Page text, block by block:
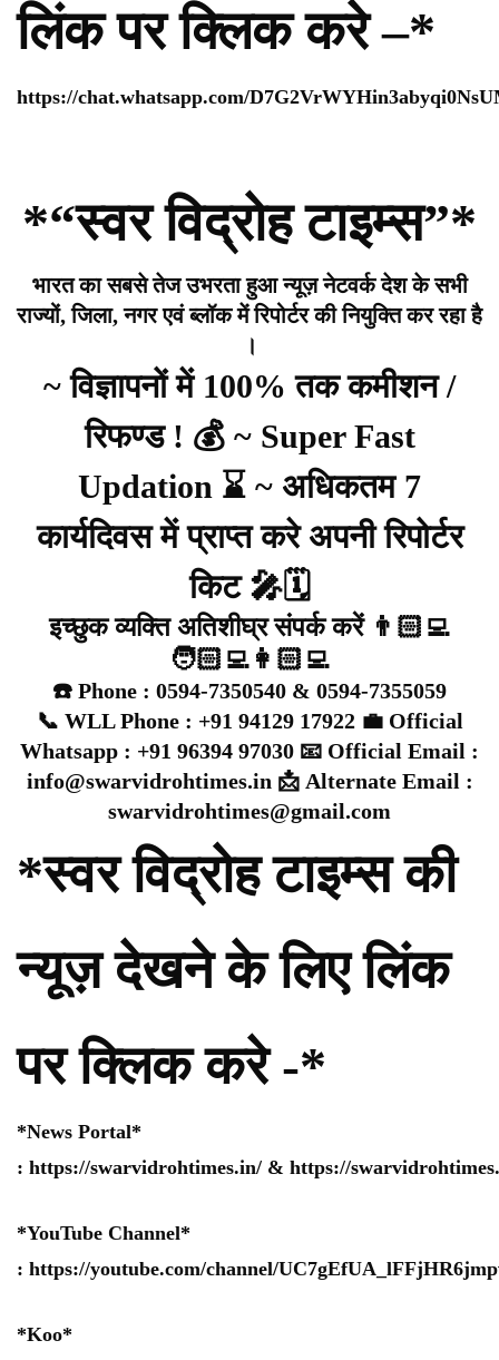
लिंक पर क्लिक करे –*
https://chat.whatsapp.com/
*“स्वर विद्रोह टाइम्स”*
भारत का सबसे तेज उभरता हुआ न्यूज़ नेटवर्क देश के सभी
राज्यों, जिला, नगर एवं ब्लॉक में रिपोर्टर की नियुक्ति कर रहा है
।
~ विज्ञापनों में 100% तक कमीशन /
रिफण्ड ! 💰 ~ Super Fast
Updation ⌛ ~ अधिकतम 7
कार्यदिवस में प्राप्त करे अपनी रिपोर्टर
किट 🎤🗓️
इच्छुक व्यक्ति अतिशीघ्र संपर्क करें 👨🏻‍💻
🧑🏻‍💻👩🏻‍💻
☎️ Phone : 0594-7350540 & 0594-7355059
📞 WLL Phone : +91 94129 17922 💼 Official
Whatsapp : +91 96394 97030 📧 Official Email :
info@swarvidrohtimes.in 📩 Alternate Email :
swarvidrohtimes@gmail.com
*स्वर विद्रोह टाइम्स की
न्यूज़ देखने के लिए लिंक
पर क्लिक करे -*
*News Portal*
: https://swarvidrohtimes.in/ & https://
*YouTube Channel*
: https://youtube.com/channel/
*Koo*